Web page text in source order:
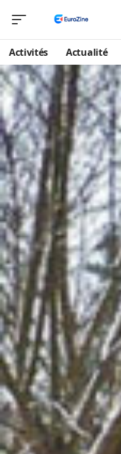
Activités Actualité